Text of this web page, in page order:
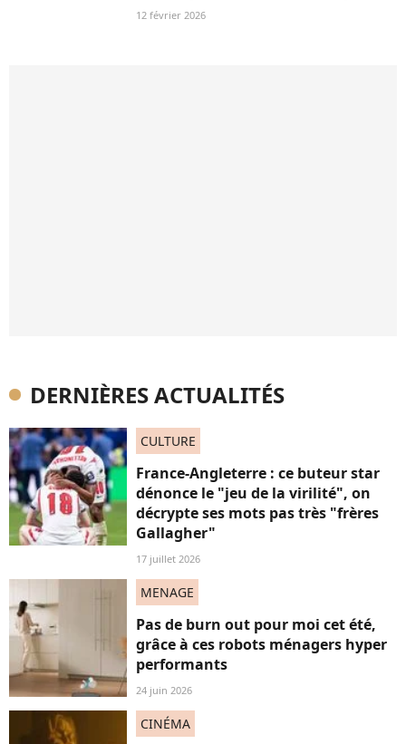
12 février 2026
DERNIÈRES ACTUALITÉS
CULTURE
France-Angleterre : ce buteur star
dénonce le "jeu de la virilité", on
décrypte ses mots pas très "frères
Gallagher"
17 juillet 2026
MENAGE
Pas de burn out pour moi cet été,
grâce à ces robots ménagers hyper
performants
24 juin 2026
CINÉMA